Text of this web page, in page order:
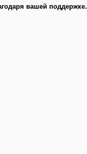
вашей поддержке.